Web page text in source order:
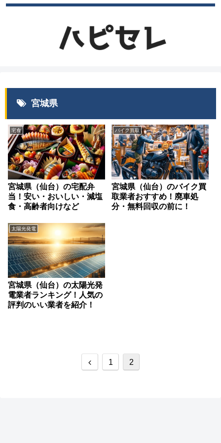
宮城県
宅食
宮城県（仙台）の宅配弁
当！安い・おいしい・減塩
食・高齢者向けなど
バイク買取
宮城県（仙台）のバイク買
取業者おすすめ！廃車処
分・無料回収の前に！
太陽光発電
宮城県（仙台）の太陽光発
電業者ランキング！人気の
評判のいい業者を紹介！
前
1 2